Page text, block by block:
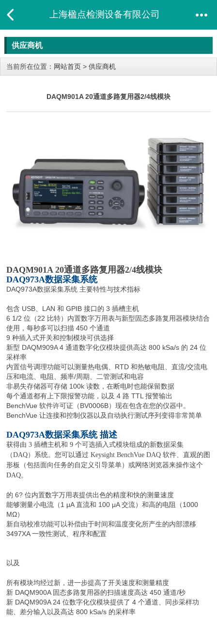
上海楹点检测设备有限公司
供应商机
当前所在位置： 网站首页 > 供应商机
DAQM901A 20通道多路复用器2/4线模块
DAQM901A 20通道多路复用器2/4线模块
DAQ973A数据采集系统
DAQ973A数据采集系统 主要特性与技术指标
包含 USB、LAN 和 GPIB 接口的 3 插槽主机
6 1/2 位（22 比特）内置数字万用表与新型固态多路复用器模块结合
使用，每秒多可以扫描 450 个通道
9 种插入式开关和控制模块可供选择
新型 DAQM909A 4 通道数字化仪模块提供高达 800 kSa/s 的 24 位
采样率
内置信号调理功能可以测量热电偶、RTD 和热敏电阻、直流/交流电
压和电流、电阻、频率/周期、二管测试和电容
非易失存储器可存储 100k 读数，在断电时也能保留数据
每个通道都有上下限报警功能，以及 4 路 TTL 报警输出
BenchVue 软件许可证（BV0006B）现在包含在您的仪器中。
BenchVue 让连接和控制仪器以及自动执行测试序列变得非常简单
DAQ973A数据采集系统 描述
获得由 3 插槽主机和 9 个可选插入式模块组成的新数据采集
（DAQ）系统。您可以通过 Keysight BenchVue DAQ 软件、直观的图
形板（包括面向任务的自定义引导菜单）或网络浏览器来操作这个
DAQ。
的 6? 位内置数字万用表提供出色的精度和快的测量速度
能够测量小电流（1 μA 直流和 100 μA 交流）和高的电阻（1000
MΩ）
新自动校准功能可以补偿由于时间和温度变化所产生的内部漂移
3497XA 一致性测试、程序和配置
以及
所有模块均经过新，进一步提高了开关速度和测量精度
新 DAQM900A 固态多路复用器的扫描速度高达 450 通道/秒
新 DAQM909A 24 位数字化仪模块提供了 4 个通道、同步采样功
能、差分输入以及高达 800 kSa/s 的采样率